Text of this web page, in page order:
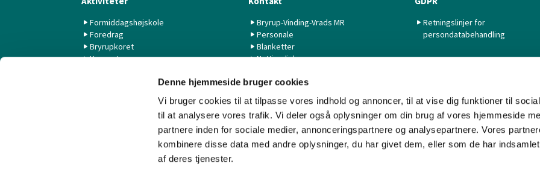
Denne hjemmeside bruger cookies
Vi bruger cookies til at tilpasse vores indhold og annoncer, til at vise dig funktioner til
til at analysere vores trafik. Vi deler også oplysninger om din brug af vores hjemmeside
partnere inden for sociale medier, annonceringspartnere og analysepartnere. Vores
kombinere disse data med andre oplysninger, du har givet dem, eller som de har
af deres tjenester.
Formiddagshøjskole
Foredrag
Bryrupkoret
Koncerter
Livestream fra Aarhus Universitet
Bryrup-Vinding-Vrads MR
Personale
Blanketter
Nyttige links
Retningslinjer for
persondatabehandling
Kontakt Cookiepolitik Imprint Tilgængelighedserklæring